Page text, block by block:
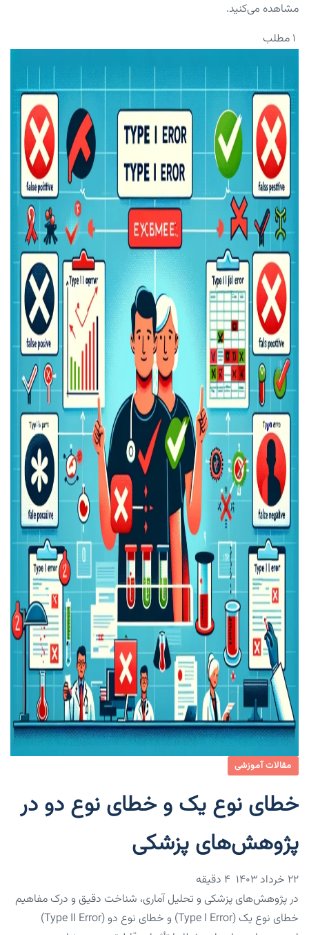
مشاهده می‌کنید.
۱ مطلب
مقالات آموزشی
خطای نوع یک و خطای نوع دو در
پژوهش‌های پزشکی
۲۲ خرداد ۱۴۰۳
در پژوهش‌های پزشکی و تحلیل آماری، شناخت دقیق و درک مفاهیم
خطای نوع یک (Type I Error) و خطای نوع دو (Type II Error)